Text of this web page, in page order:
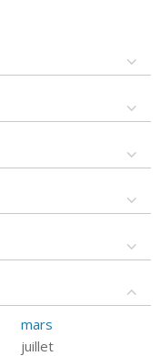
mars
juillet